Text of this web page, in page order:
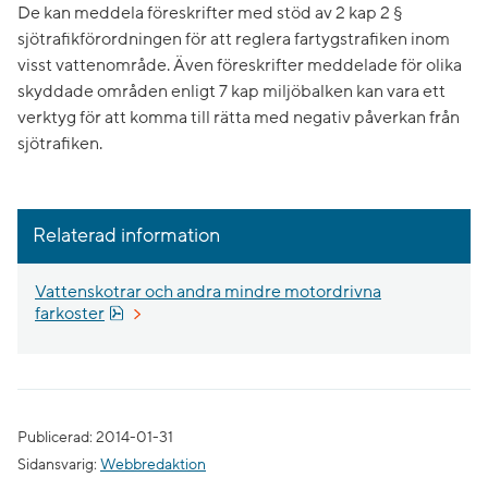
De kan meddela föreskrifter med stöd av 2 kap 2 §
sjötrafikförordningen för att reglera fartygstrafiken inom
visst vattenområde. Även föreskrifter meddelade för olika
skyddade områden enligt 7 kap miljöbalken kan vara ett
verktyg för att komma till rätta med negativ påverkan från
sjötrafiken.
Relaterad information
Vattenskotrar och andra mindre motordrivna
farkoster
Pdf, 2.7 MB, öppnas i nytt fönster.
Publicerad: 2014-01-31
Sidansvarig: Webbredaktion